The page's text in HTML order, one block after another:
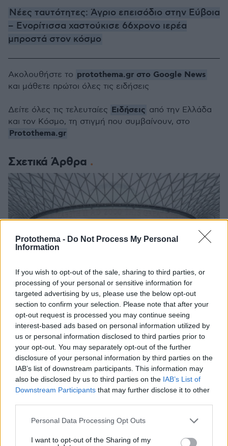
Protothema - Do Not Process My Personal
Information
If you wish to opt-out of the sale, sharing to third parties, or
processing of your personal or sensitive information for
targeted advertising by us, please use the below opt-out
section to confirm your selection. Please note that after your
opt-out request is processed you may continue seeing
interest-based ads based on personal information utilized by
us or personal information disclosed to third parties prior to
your opt-out. You may separately opt-out of the further
disclosure of your personal information by third parties on the
IAB’s list of downstream participants. This information may
also be disclosed by us to third parties on the IAB’s List of
Downstream Participants that may further disclose it to other
Please note that this website/app uses one or more Google
not limited to your visit or usage behaviour. You may click to
Personal Data Processing Opt Outs
I want to opt-out of the Sharing of my
Νέες ταυτότητες: Άγριο επεισόδιο στην Εύβοια
– Ενορίτισσα χαστούκισε 66χρονο ιερέα
μπροστά στον κόσμο
Σχετικά Άρθρα
Γιατί εξαναγκάστηκαν σε παραίτηση ο διευθυντής και ο
αναπληρωτής διευθυντής του Βρετανικού Μουσείου
26.08.2023, 08:11
Ακολουθήστε το protothema.gr στο Google News
και μάθετε πρώτοι όλες τις ειδήσεις
Δείτε όλες τις τελευταίες Ειδήσεις από την Ελλάδα
και τον Κόσμο, τη στιγμή που συμβαίνουν, στο
Protothema.gr